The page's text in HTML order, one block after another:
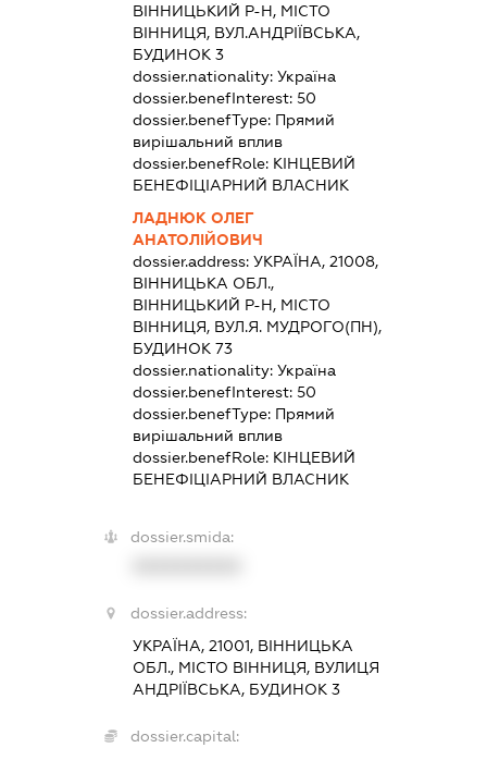
ВІННИЦЬКИЙ Р-Н, МІСТО
ВІННИЦЯ, ВУЛ.АНДРІЇВСЬКА,
БУДИНОК 3
dossier.nationality:Україна
dossier.benefInterest:50
dossier.benefType: Прямий
вирішальний вплив
dossier.benefRole: КІНЦЕВИЙ
БЕНЕФІЦІАРНИЙ ВЛАСНИК
ЛАДНЮК ОЛЕГ
АНАТОЛІЙОВИЧ
dossier.address:УКРАЇНА, 21008,
ВІННИЦЬКА ОБЛ.,
ВІННИЦЬКИЙ Р-Н, МІСТО
ВІННИЦЯ, ВУЛ.Я. МУДРОГО(ПН),
БУДИНОК 73
dossier.nationality:Україна
dossier.benefInterest:50
dossier.benefType: Прямий
вирішальний вплив
dossier.benefRole: КІНЦЕВИЙ
БЕНЕФІЦІАРНИЙ ВЛАСНИК
dossier.smida:
dossier.address:
УКРАЇНА, 21001, ВІННИЦЬКА
ОБЛ., МІСТО ВІННИЦЯ, ВУЛИЦЯ
АНДРІЇВСЬКА, БУДИНОК 3
dossier.capital: